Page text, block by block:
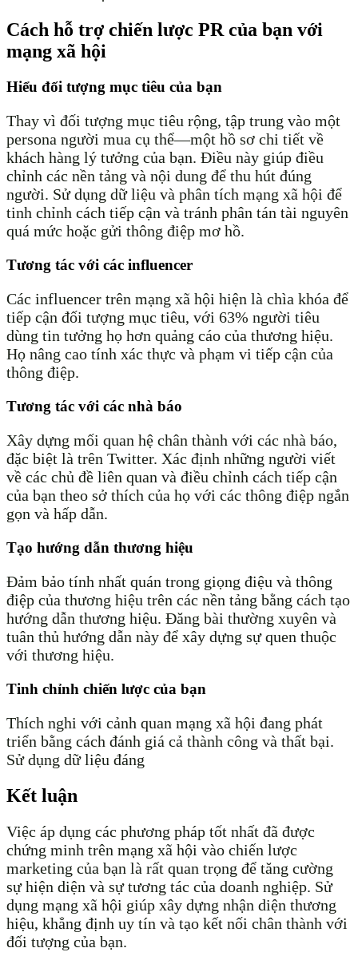
Cách hỗ trợ chiến lược PR của bạn với
mạng xã hội
Hiểu đối tượng mục tiêu của bạn
Thay vì đối tượng mục tiêu rộng, tập trung vào một
persona người mua cụ thể—một hồ sơ chi tiết về
khách hàng lý tưởng của bạn. Điều này giúp điều
chỉnh các nền tảng và nội dung để thu hút đúng
người. Sử dụng dữ liệu và phân tích mạng xã hội để
tinh chỉnh cách tiếp cận và tránh phân tán tài nguyên
quá mức hoặc gửi thông điệp mơ hồ.
Tương tác với các influencer
Các influencer trên mạng xã hội hiện là chìa khóa để
tiếp cận đối tượng mục tiêu, với 63% người tiêu
dùng tin tưởng họ hơn quảng cáo của thương hiệu.
Họ nâng cao tính xác thực và phạm vi tiếp cận của
thông điệp.
Tương tác với các nhà báo
Xây dựng mối quan hệ chân thành với các nhà báo,
đặc biệt là trên Twitter. Xác định những người viết
về các chủ đề liên quan và điều chỉnh cách tiếp cận
của bạn theo sở thích của họ với các thông điệp ngắn
gọn và hấp dẫn.
Tạo hướng dẫn thương hiệu
Đảm bảo tính nhất quán trong giọng điệu và thông
điệp của thương hiệu trên các nền tảng bằng cách tạo
hướng dẫn thương hiệu. Đăng bài thường xuyên và
tuân thủ hướng dẫn này để xây dựng sự quen thuộc
với thương hiệu.
Tinh chỉnh chiến lược của bạn
Thích nghi với cảnh quan mạng xã hội đang phát
triển bằng cách đánh giá cả thành công và thất bại.
Sử dụng dữ liệu đáng
Kết luận
Việc áp dụng các phương pháp tốt nhất đã được
chứng minh trên mạng xã hội vào chiến lược
marketing của bạn là rất quan trọng để tăng cường
sự hiện diện và sự tương tác của doanh nghiệp. Sử
dụng mạng xã hội giúp xây dựng nhận diện thương
hiệu, khẳng định uy tín và tạo kết nối chân thành với
đối tượng của bạn.